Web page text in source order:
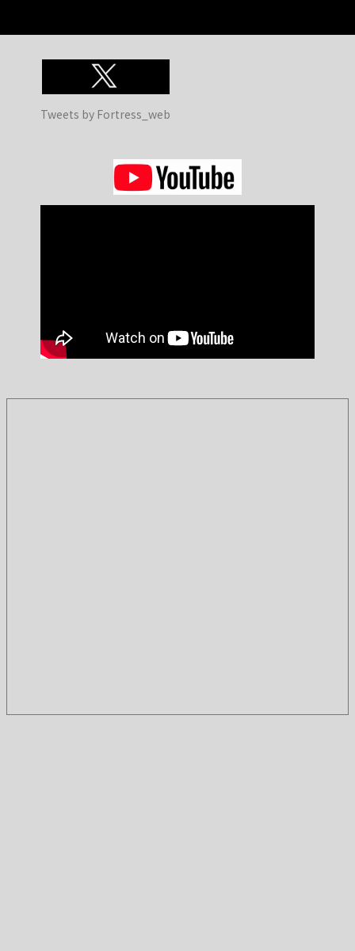
Tweets by Fortress_web